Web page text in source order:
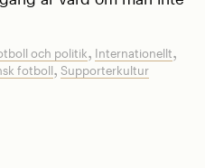
och politik, Internationellt,
fotboll,Supporterkultur